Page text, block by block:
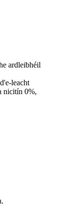
ardleibhéil
leacht
nicitín 0%,